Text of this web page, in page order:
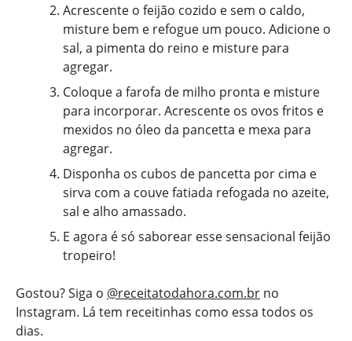
Acrescente o feijão cozido e sem o caldo,
misture bem e refogue um pouco. Adicione o
sal, a pimenta do reino e misture para
agregar.
Coloque a farofa de milho pronta e misture
para incorporar. Acrescente os ovos fritos e
mexidos no óleo da pancetta e mexa para
agregar.
Disponha os cubos de pancetta por cima e
sirva com a couve fatiada refogada no azeite,
sal e alho amassado.
E agora é só saborear esse sensacional feijão
tropeiro!
Gostou? Siga o @receitatodahora.com.br no
Instagram. Lá tem receitinhas como essa todos os
dias.